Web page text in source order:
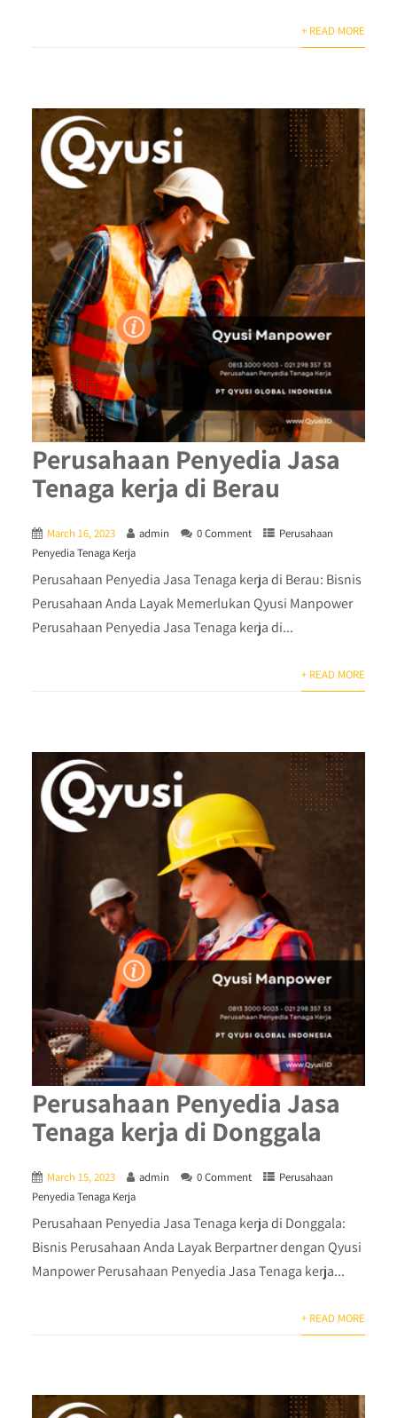
+ READ MORE
Perusahaan Penyedia Jasa
Tenaga kerja di Berau
March 16, 2023 admin 0 Comment
Perusahaan
Penyedia Tenaga Kerja
Perusahaan Penyedia Jasa Tenaga kerja di Berau: Bisnis
Perusahaan Anda Layak Memerlukan Qyusi Manpower
Perusahaan Penyedia Jasa Tenaga kerja di...
+ READ MORE
Perusahaan Penyedia Jasa
Tenaga kerja di Donggala
March 15, 2023 admin 0 Comment
Perusahaan
Penyedia Tenaga Kerja
Perusahaan Penyedia Jasa Tenaga kerja di Donggala:
Bisnis Perusahaan Anda Layak Berpartner dengan Qyusi
Manpower Perusahaan Penyedia Jasa Tenaga kerja...
+ READ MORE